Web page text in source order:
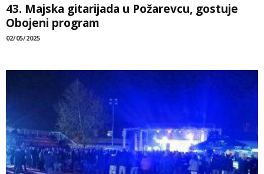
43. Majska gitarijada u Požarevcu, gostuje
Obojeni program
02/05/2025